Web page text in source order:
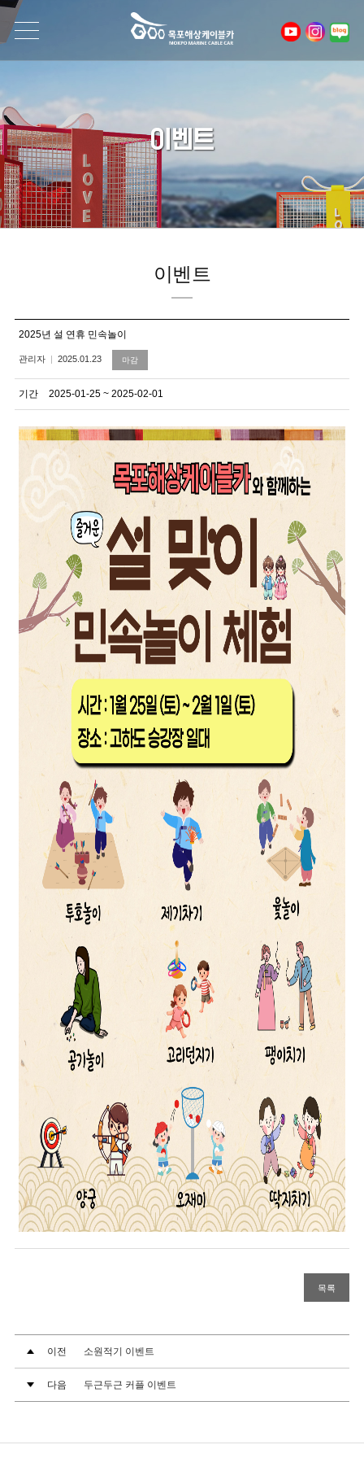
이벤트
이벤트
2025년 설 연휴 민속놀이
관리자 2025.01.23 마감
기간 2025-01-25 ~ 2025-02-01
목록
이전 소원적기 이벤트
다음 두근두근 커플 이벤트